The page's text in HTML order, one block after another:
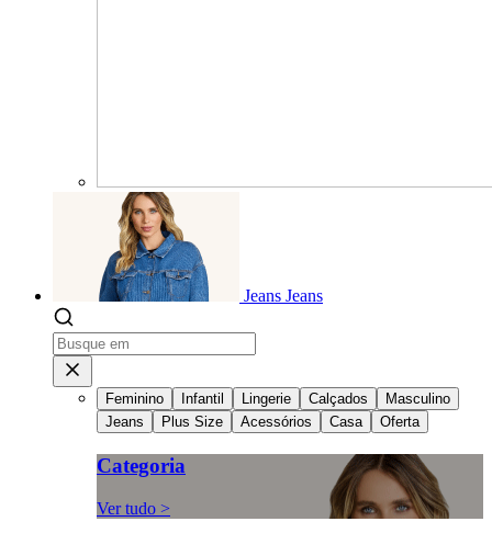
Jeans Jeans
Feminino Infantil Lingerie Calçados
Masculino
Jeans
Plus Size Acessórios Casa Oferta
Categoria
Ver tudo >